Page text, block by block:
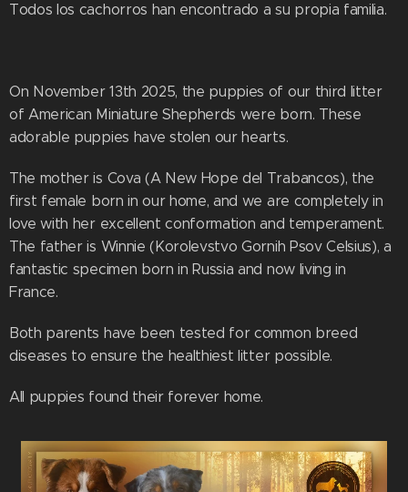
Todos los cachorros han encontrado a su propia familia.
On November 13th 2025, the puppies of our third litter
of American Miniature Shepherds were born. These
adorable puppies have stolen our hearts.
The mother is Cova (A New Hope del Trabancos), the
first female born in our home, and we are completely in
love with her excellent conformation and temperament.
The father is Winnie (Korolevstvo Gornih Psov Celsius), a
fantastic specimen born in Russia and now living in
France.
Both parents have been tested for common breed
diseases to ensure the healthiest litter possible.
All puppies found their forever home.